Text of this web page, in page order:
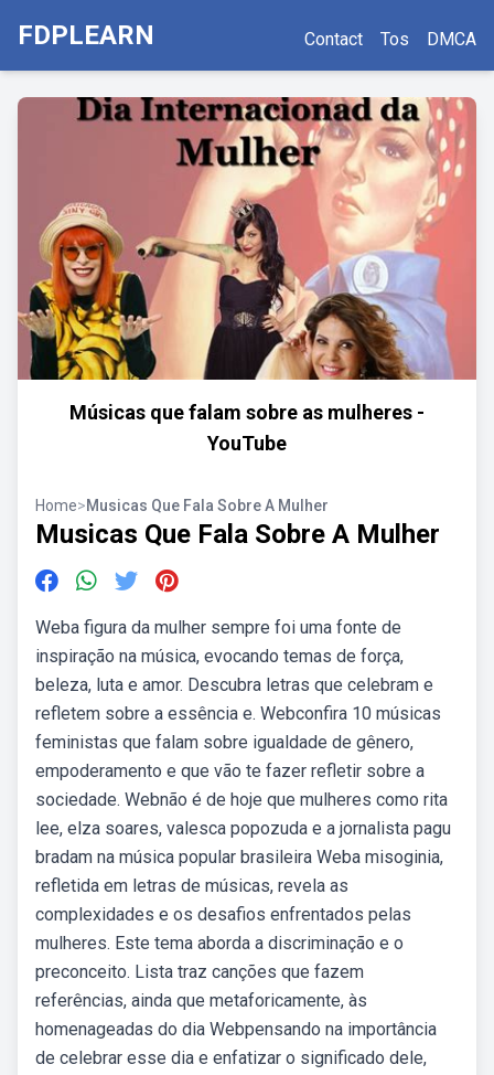
FDPLEARN Contact Tos DMCA
Músicas que falam sobre as mulheres -
YouTube
Home>Musicas Que Fala Sobre A Mulher
Musicas Que Fala Sobre A Mulher
Weba figura da mulher sempre foi uma fonte de
inspiração na música, evocando temas de força,
beleza, luta e amor. Descubra letras que celebram e
refletem sobre a essência e. Webconfira 10 músicas
feministas que falam sobre igualdade de gênero,
empoderamento e que vão te fazer refletir sobre a
sociedade. Webnão é de hoje que mulheres como rita
lee, elza soares, valesca popozuda e a jornalista pagu
bradam na música popular brasileira Weba misoginia,
refletida em letras de músicas, revela as
complexidades e os desafios enfrentados pelas
mulheres. Este tema aborda a discriminação e o
preconceito. Lista traz canções que fazem
referências, ainda que metaforicamente, às
homenageadas do dia Webpensando na importância
de celebrar esse dia e enfatizar o significado dele,